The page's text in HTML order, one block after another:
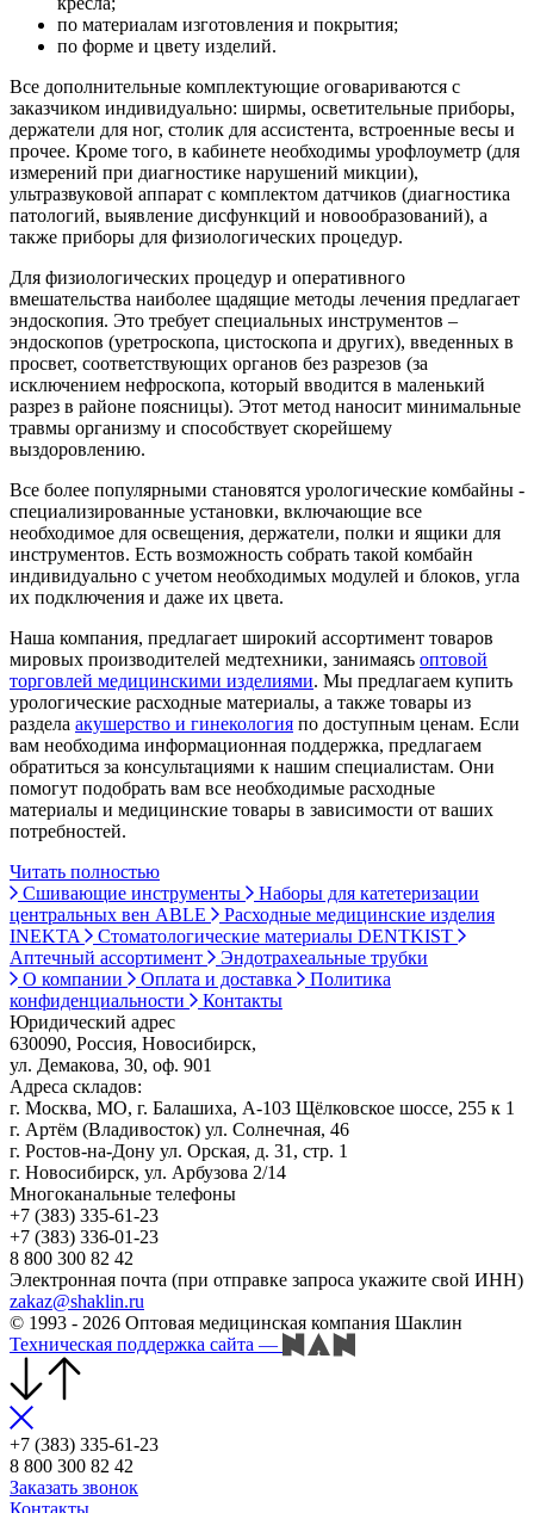
по материалам изготовления и покрытия;
по форме и цвету изделий.
Все дополнительные комплектующие оговариваются с
заказчиком индивидуально: ширмы, осветительные приборы,
держатели для ног, столик для ассистента, встроенные весы и
прочее. Кроме того, в кабинете необходимы урофлоуметр (для
измерений при диагностике нарушений микции),
ультразвуковой аппарат с комплектом датчиков (диагностика
патологий, выявление дисфункций и новообразований), а
также приборы для физиологических процедур.
Для физиологических процедур и оперативного
вмешательства наиболее щадящие методы лечения предлагает
эндоскопия. Это требует специальных инструментов –
эндоскопов (уретроскопа, цистоскопа и других), введенных в
просвет, соответствующих органов без разрезов (за
исключением нефроскопа, который вводится в маленький
разрез в районе поясницы). Этот метод наносит минимальные
травмы организму и способствует скорейшему
выздоровлению.
Все более популярными становятся урологические комбайны -
специализированные установки, включающие все
необходимое для освещения, держатели, полки и ящики для
инструментов. Есть возможность собрать такой комбайн
индивидуально с учетом необходимых модулей и блоков, угла
их подключения и даже их цвета.
Наша компания, предлагает широкий ассортимент товаров
мировых производителей медтехники, занимаясь оптовой
торговлей медицинскими изделиями. Мы предлагаем купить
урологические расходные материалы, а также товары из
раздела акушерство и гинекология по доступным ценам. Если
вам необходима информационная поддержка, предлагаем
обратиться за консультациями к нашим специалистам. Они
помогут подобрать вам все необходимые расходные
материалы и медицинские товары в зависимости от ваших
потребностей.
Читать полностью
Сшивающие инструменты
Наборы для катетеризации
центральных вен ABLE
Расходные медицинские изделия
INEKTA
Стоматологические материалы DENTKIST
Аптечный ассортимент
Эндотрахеальные трубки
О компании
Оплата и доставка
Политика
конфиденциальности
Контакты
Юридический адрес
630090, Россия, Новосибирск,
ул. Демакова, 30, оф. 901
Адреса складов:
г. Москва, МО, г. Балашиха, А-103 Щёлковское шоссе, 255 к 1
г. Артём (Владивосток) ул. Солнечная, 46
г. Ростов-на-Дону ул. Орская, д. 31, стр. 1
г. Новосибирск, ул. Арбузова 2/14
Многоканальные телефоны
+7 (383) 335-61-23
+7 (383) 336-01-23
8 800 300 82 42
Электронная почта (при отправке запроса укажите свой ИНН)
zakaz@shaklin.ru
© 1993 - 2026 Оптовая медицинская компания Шаклин
Техническая поддержка сайта —
+7 (383) 335-61-23
8 800 300 82 42
Заказать звонок
Контакты